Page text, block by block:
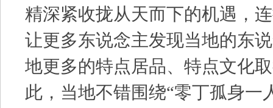
精深紧收拢从天而下的机遇，
让更多东说念主发现当地的东
地更多的特点居品、特点文化
此，当地不错围绕“零丁孤身一